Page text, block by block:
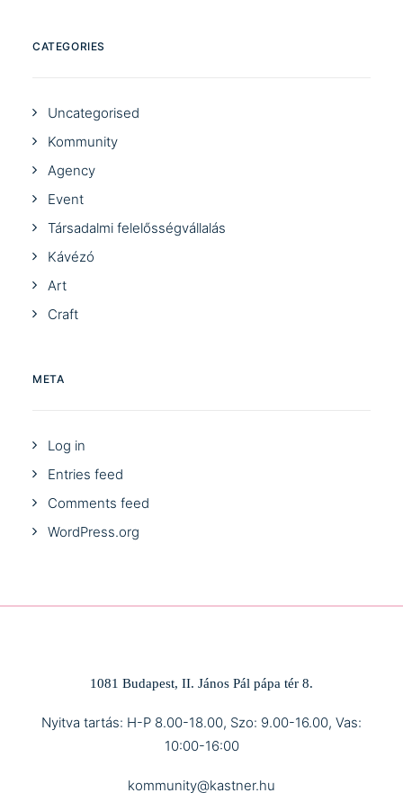
CATEGORIES
Uncategorised
Kommunity
Agency
Event
Társadalmi felelősségvállalás
Kávézó
Art
Craft
META
Log in
Entries feed
Comments feed
WordPress.org
1081 Budapest, II. János Pál pápa tér 8.
Nyitva tartás: H-P 8.00-18.00, Szo: 9.00-16.00, Vas:
10:00-16:00
kommunity@kastner.hu